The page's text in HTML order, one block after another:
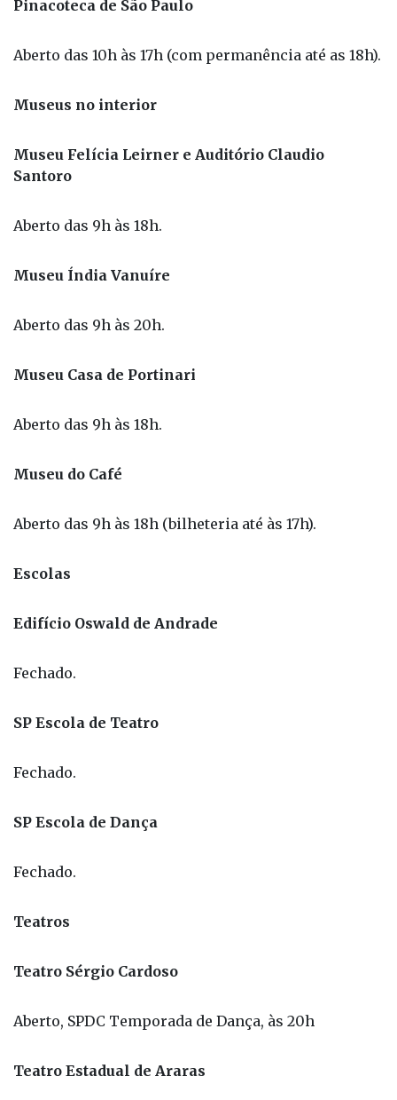
Pinacoteca de São Paulo
Aberto das 10h às 17h (com permanência até as 18h).
Museus no interior
Museu Felícia Leirner e Auditório Claudio
Santoro
Aberto das 9h às 18h.
Museu Índia Vanuíre
Aberto das 9h às 20h.
Museu Casa de Portinari
Aberto das 9h às 18h.
Museu do Café
Aberto das 9h às 18h (bilheteria até às 17h).
Escolas
Edifício Oswald de Andrade
Fechado.
SP Escola de Teatro
Fechado.
SP Escola de Dança
Fechado.
Teatros
Teatro Sérgio Cardoso
Aberto, SPDC Temporada de Dança, às 20h
Teatro Estadual de Araras